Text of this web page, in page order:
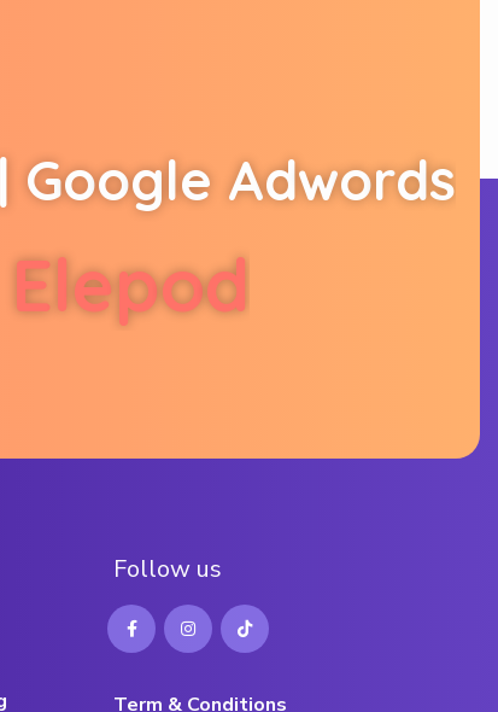
| Google Adwords
Elepod
Follow us
Term & Conditions